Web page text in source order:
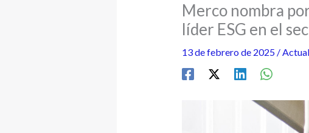
Merco nombra
líder ESG en el
13 de febrero de 2025 /